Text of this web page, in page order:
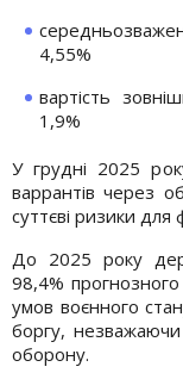
4,55%
вартість
1,9%
У грудні 2025
варрантів через
суттєві ризики для
До 2025 року
98,4%
умов воєнного
боргу,
оборону.